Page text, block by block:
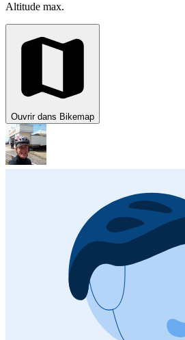
Altitude max.
Ouvrir dans Bikemap